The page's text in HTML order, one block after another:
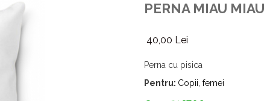
PERNA MIAU MIAU
40,00 Lei
Perna cu pisica
Pentru: Copii, femei